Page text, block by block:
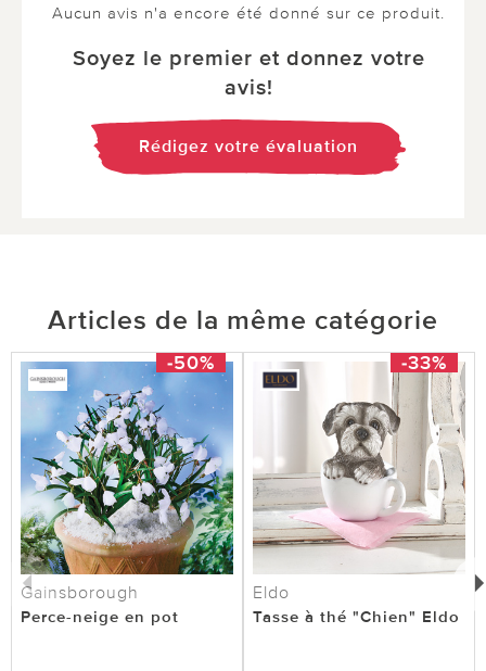
Aucun avis n'a encore été donné sur ce produit.
Soyez le premier et donnez votre
avis!
Rédigez votre évaluation
Articles de la même catégorie
-50%
Gainsborough
Perce-neige en pot
-33%
Eldo
Tasse à thé "Chien" Eldo